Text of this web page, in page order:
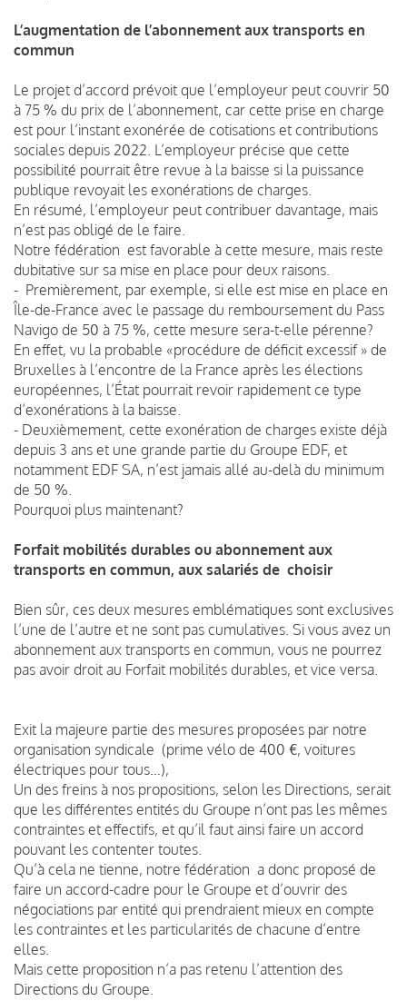
L’augmentation de l’abonnement aux transports en
commun
Le projet d’accord prévoit que l’employeur peut couvrir 50
à 75 % du prix de l’abonnement, car cette prise en charge
est pour l’instant exonérée de cotisations et contributions
sociales depuis 2022. L’employeur précise que cette
possibilité pourrait être revue à la baisse si la puissance
publique revoyait les exonérations de charges.
En résumé, l’employeur peut contribuer davantage, mais
n’est pas obligé de le faire.
Notre fédération est favorable à cette mesure, mais reste
dubitative sur sa mise en place pour deux raisons.
- Premièrement, par exemple, si elle est mise en place en
Île-de-France avec le passage du remboursement du Pass
Navigo de 50 à 75 %, cette mesure sera-t-elle pérenne?
En effet, vu la probable «procédure de déficit excessif » de
Bruxelles à l’encontre de la France après les élections
européennes, l’État pourrait revoir rapidement ce type
d’exonérations à la baisse.
- Deuxièmement, cette exonération de charges existe déjà
depuis 3 ans et une grande partie du Groupe EDF, et
notamment EDF SA, n’est jamais allé au-delà du minimum
de 50 %.
Pourquoi plus maintenant?
Forfait mobilités durables ou abonnement aux
transports en commun, aux salariés de choisir
Bien sûr, ces deux mesures emblématiques sont exclusives
l’une de l’autre et ne sont pas cumulatives. Si vous avez un
abonnement aux transports en commun, vous ne pourrez
pas avoir droit au Forfait mobilités durables, et vice versa.
Exit la majeure partie des mesures proposées par notre
organisation syndicale (prime vélo de 400 €, voitures
électriques pour tous…),
Un des freins à nos propositions, selon les Directions, serait
que les différentes entités du Groupe n’ont pas les mêmes
contraintes et effectifs, et qu’il faut ainsi faire un accord
pouvant les contenter toutes.
Qu’à cela ne tienne, notre fédération a donc proposé de
faire un accord-cadre pour le Groupe et d’ouvrir des
négociations par entité qui prendraient mieux en compte
les contraintes et les particularités de chacune d’entre
elles.
Mais cette proposition n’a pas retenu l’attention des
Directions du Groupe.